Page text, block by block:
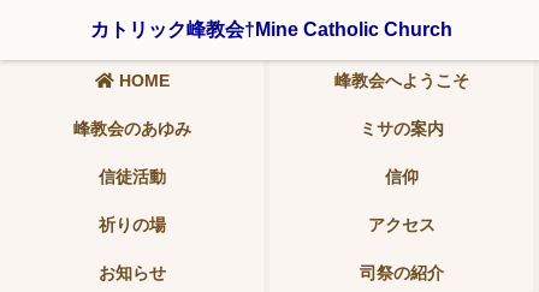
HOME 峰教会へようこそ
峰教会のあゆみ ミサの案内
信徒活動 信仰
祈りの場 アクセス
お知らせ 司祭の紹介
カトリック峰教会†Mine Catholic Church